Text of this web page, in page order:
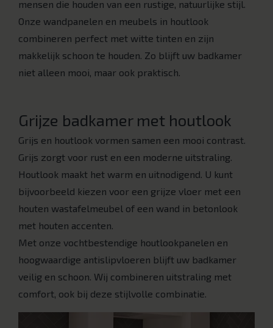
mensen die houden van een rustige, natuurlijke stijl.
Onze wandpanelen en meubels in houtlook
combineren perfect met witte tinten en zijn
makkelijk schoon te houden. Zo blijft uw badkamer
niet alleen mooi, maar ook praktisch.
Grijze badkamer met houtlook
Grijs en houtlook vormen samen een mooi contrast.
Grijs zorgt voor rust en een moderne uitstraling.
Houtlook maakt het warm en uitnodigend. U kunt
bijvoorbeeld kiezen voor een grijze vloer met een
houten wastafelmeubel of een wand in betonlook
met houten accenten.
Met onze vochtbestendige houtlookpanelen en
hoogwaardige antislipvloeren blijft uw badkamer
veilig en schoon. Wij combineren uitstraling met
comfort, ook bij deze stijlvolle combinatie.